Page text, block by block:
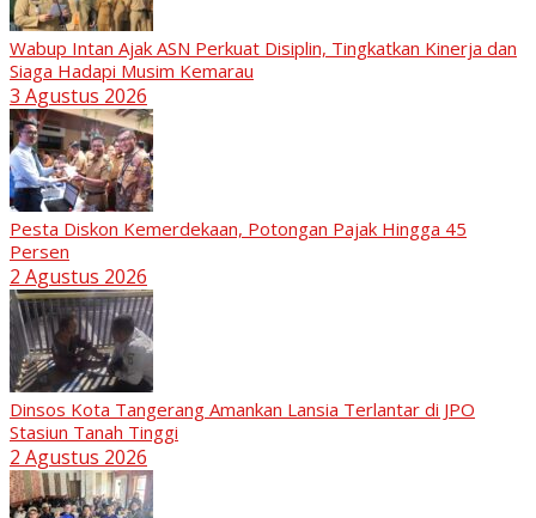
Wabup Intan Ajak ASN Perkuat Disiplin, Tingkatkan Kinerja dan
Siaga Hadapi Musim Kemarau
3 Agustus 2026
Pesta Diskon Kemerdekaan, Potongan Pajak Hingga 45
Persen
2 Agustus 2026
Dinsos Kota Tangerang Amankan Lansia Terlantar di JPO
Stasiun Tanah Tinggi
2 Agustus 2026